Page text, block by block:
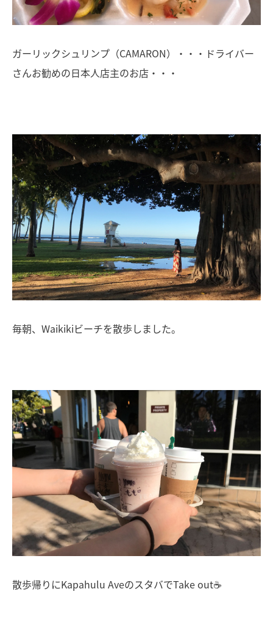
ガーリックシュリンプ（CAMARON）・・・ドライバー
さんお勧めの日本人店主のお店・・・
毎朝、Waikikiビーチを散歩しました。
散歩帰りにKapahulu AveのスタバでTake out☕